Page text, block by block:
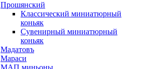
Прошянский
Классический миниатюрный
коньяк
Сувенирный миниатюрный
коньяк
Мадатовъ
Мараси
МАП миньоны